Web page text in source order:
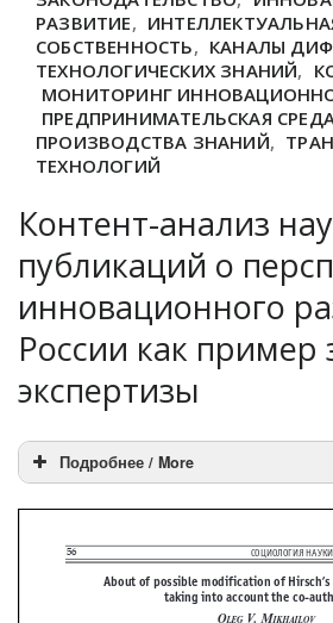
РАЗВИТИЕ,
СОБСТВЕННОСТЬ, КАНАЛЫ
ТЕХНОЛОГИЧЕСКИХ ЗНАНИЙ,
МОНИТОРИНГ
ПРЕДПРИНИМАТЕЛЬСКАЯ
ПРОИЗВОДСТВА ЗНАНИЙ,
ТЕХНОЛОГИЙ
Контент-анализ
публикаций о
инновационного
России как пример
экспертизы
Подробнее / More